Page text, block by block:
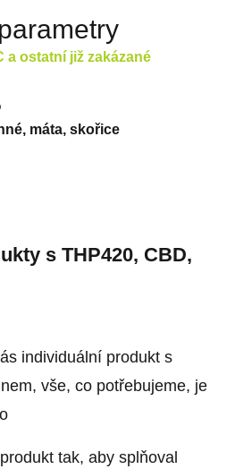
a ostatní již zakázané
máta, skořice
s THP420, CBD,
individuální produkt s
vše, co potřebujeme, je
tak, aby splňoval